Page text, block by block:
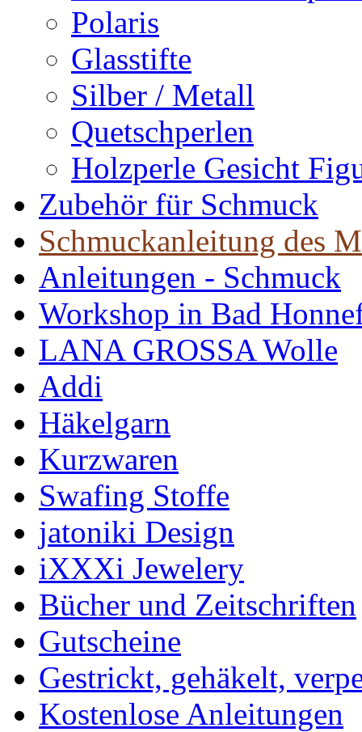
Polaris
Glasstifte
Silber / Metall
Quetschperlen
Holzperle Gesicht
Zubehör für Schmuck
Schmuckanleitung des
Anleitungen - Schmuck
Workshop in Bad
LANA GROSSA Wolle
Addi
Häkelgarn
Kurzwaren
Swafing Stoffe
jatoniki Design
iXXXi Jewelery
Bücher und Zeitschriften
Gutscheine
Gestrickt, gehäkelt,
Kostenlose Anleitungen